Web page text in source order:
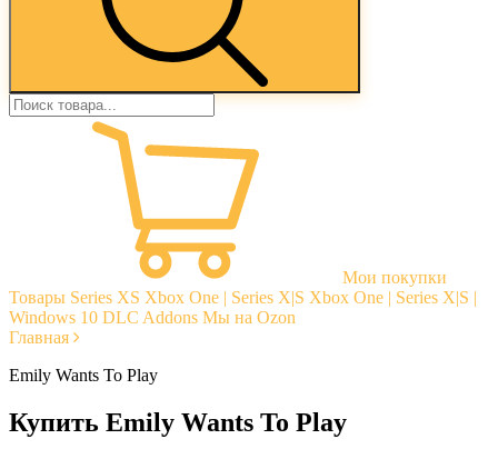
Мои покупки
Товары Series XS Xbox One | Series X|S Xbox One | Series X|S |
Windows 10 DLC Addons Мы на Ozon
Главная
Emily Wants To Play
Купить Emily Wants To Play